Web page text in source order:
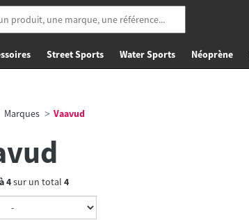
Street Sports Water Sports Néoprène
Marques Vaavud
4sur un total 4